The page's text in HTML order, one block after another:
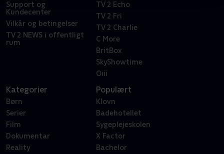
Support og
Kundecenter
Vilkår og betingelser
TV 2 NEWS i offentligt
rum
TV 2 Echo
TV 2 Fri
TV 2 Charlie
C More
BritBox
SkyShowtime
Oiii
Kategorier
Børn
Serier
Film
Dokumentar
Reality
Populært
Klovn
Badehotellet
Sygeplejeskolen
X Factor
Bachelor